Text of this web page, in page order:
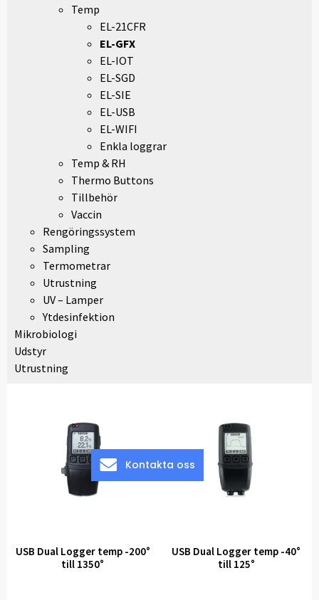
Temp
EL-21CFR
EL-GFX
EL-IOT
EL-SGD
EL-SIE
EL-USB
EL-WIFI
Enkla loggrar
Temp & RH
Thermo Buttons
Tillbehör
Vaccin
Rengöringssystem
Sampling
Termometrar
Utrustning
UV – Lamper
Ytdesinfektion
Mikrobiologi
Udstyr
Utrustning
USB Dual Logger temp -200°
till 1350°
USB Dual Logger temp -40°
till 125°
Kontakta oss